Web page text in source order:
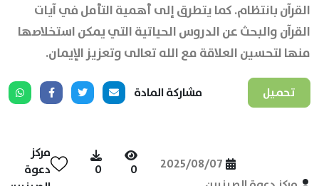
القرآن بانتظام. كما يتطرق إلى أهمية التأمل في آيات
القرآن والبحث عن الدروس الحياتية التي يمكن استخلاصها
منها لتحسين العلاقة مع الله تعالى وتعزيز الإيمان.
تحميل مشاركة المادة
2025/08/07
0
0
مركز
دعوة